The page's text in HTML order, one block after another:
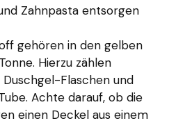
Zahnpasta entsorgen
gehören in den gelben
Hierzu zählen
Flaschen und
Achte darauf, ob die
einen Deckel aus einem